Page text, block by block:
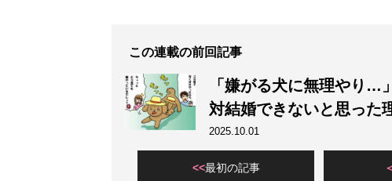
この連載の前回記事
「嫌がる犬に無理やり…
対結婚できないと思った
2025.10.01
最初の記事